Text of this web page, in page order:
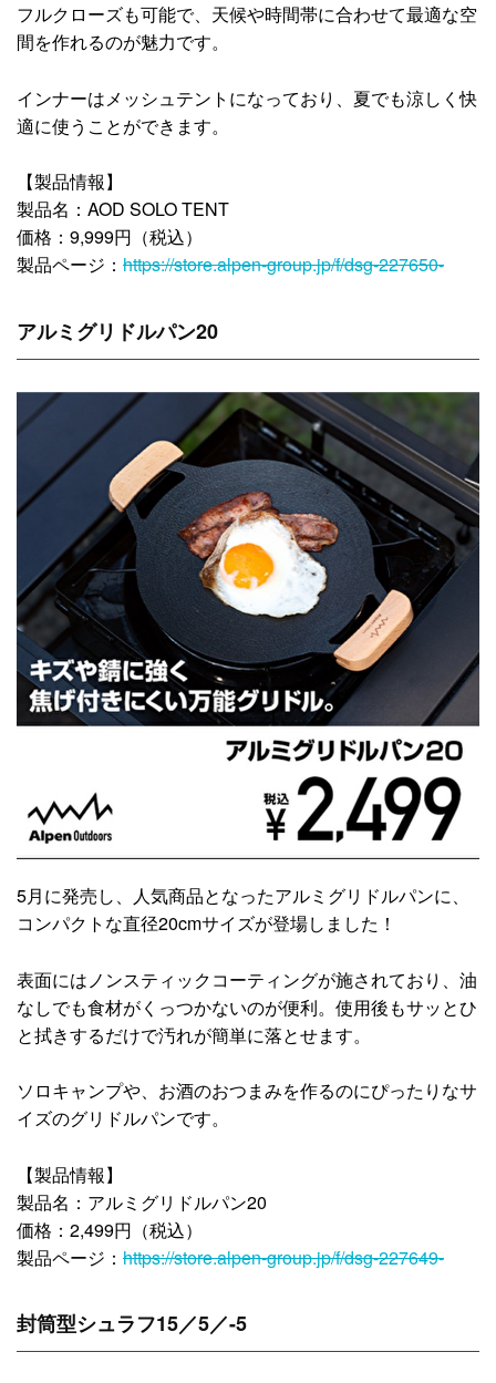
フルクローズも可能で、天候や時間帯に合わせて最適な空
間を作れるのが魅力です。
インナーはメッシュテントになっており、夏でも涼しく快
適に使うことができます。
【製品情報】
製品名：AOD SOLO TENT
価格：9,999円（税込）
製品ページ： https://store.alpen-group.jp/f/dsg-227650-
アルミグリドルパン20
5月に発売し、人気商品となったアルミグリドルパンに、
コンパクトな直径20cmサイズが登場しました！
表面にはノンスティックコーティングが施されており、油
なしでも食材がくっつかないのが便利。使用後もサッとひ
と拭きするだけで汚れが簡単に落とせます。
ソロキャンプや、お酒のおつまみを作るのにぴったりなサ
イズのグリドルパンです。
【製品情報】
製品名：アルミグリドルパン20
価格：2,499円（税込）
製品ページ： https://store.alpen-group.jp/f/dsg-227649-
封筒型シュラフ15／5／-5